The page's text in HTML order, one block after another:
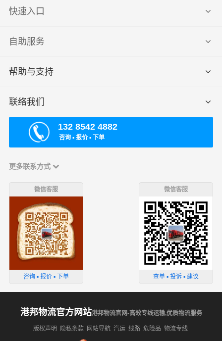
快速入口
自助服务
帮助与支持
联络我们
132 8542 4882
咨询 ▪ 报价 ▪ 下单
更多联系方式
微信客服
咨询 ▪ 报价 ▪ 下单
微信客服
查单 ▪ 投诉 ▪ 建议
港邦物流官方网站港邦物流官网-高效专线运输,优质物流服务
版权声明 隐私条款 网站导航 汽运 线路 危险品 物流专线